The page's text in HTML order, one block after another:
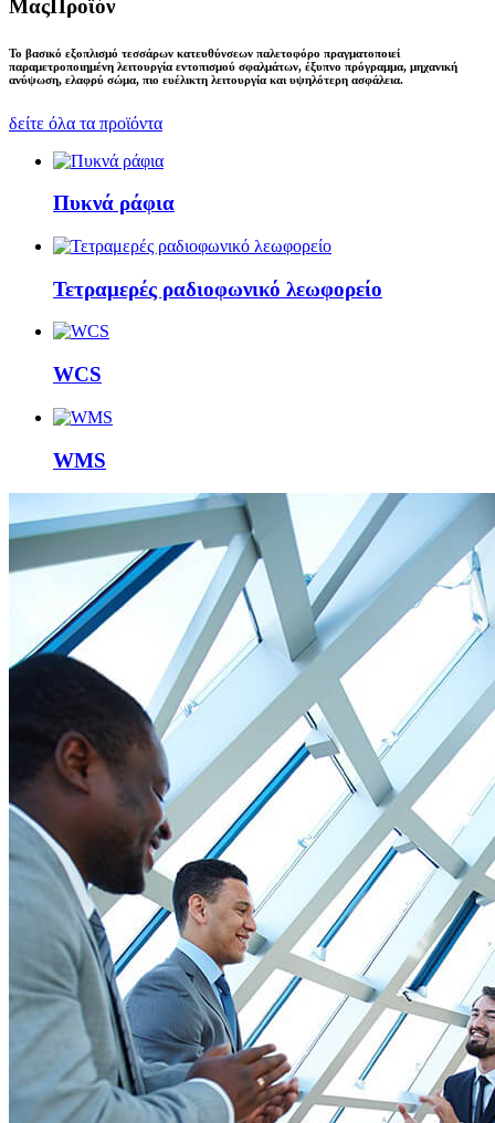
ΜαςΠροϊόν
Το βασικό εξοπλισμό τεσσάρων κατευθύνσεων παλετοφόρο πραγματοποιεί
παραμετροποιημένη λειτουργία εντοπισμού σφαλμάτων, έξυπνο πρόγραμμα, μηχανική
ανύψωση, ελαφρύ σώμα, πιο ευέλικτη λειτουργία και υψηλότερη ασφάλεια.
δείτε όλα τα προϊόντα
Πυκνά ράφια
Τετραμερές ραδιοφωνικό λεωφορείο
WCS
WMS